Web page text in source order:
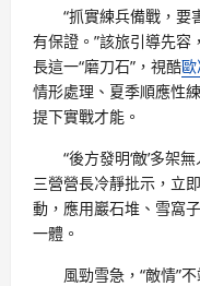
“抓實練兵備戰，要
有保證。”該旅引導先
長這一“磨刀石”，視酷
情形處理、夏季順應性
提下實戰才能。
“後方發明‘敵’多架
三營營長冷靜批示，立
動，應用巖石堆、雪窩
一體。
風勁雪急，“敵情”